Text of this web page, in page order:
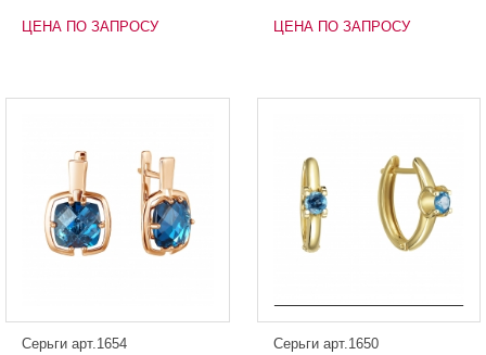
ЦЕНА ПО ЗАПРОСУ ЦЕНА ПО ЗАПРОСУ
Серьги арт.1654
Серьги арт.1650